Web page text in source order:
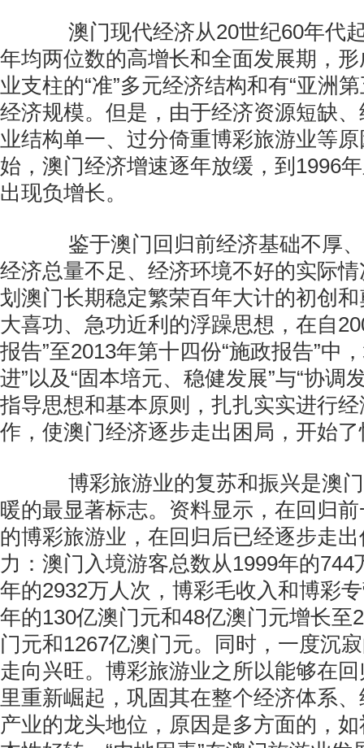
澳门现代经济从20世纪60年代
年均两位数的高增长和全面发展期，
业支柱的“准”多元经济结构和有“亚洲
经济规模。但是，由于经济资源短缺
业结构单一、过分倚重博彩旅游业等
始，澳门经济增速逐年放缓，到1996
出现负增长。
鉴于澳门回归前经济基础不厚、
经济总量不足、经济环境不好的实际
划澳门长期稳定繁荣百年大计的初创
大喜功、急功近利的浮躁思想，在自
报告”至2013年第十四份“施政报告”中
进”以及“固本培元、稳健发展”与“协调
指导思想和基本原则，扎扎实实进行
作，使澳门经济逐步走出困局，开始
博彩旅游业的复苏和振兴是澳门
暖的最显著标志。资料显示，在回归
的博彩旅游业，在回归后已经逐步走
力：澳门入境游客总数从1999年的744
年的2932万人次，博彩毛收入和博彩
年的130亿澳门元和48亿澳门元增长至
门元和1267亿澳门元。同时，一度沉
走向兴旺。博彩旅游业之所以能够在
里重新崛起，巩固其在整个经济体系
产业的龙头地位，原因是多方面的，